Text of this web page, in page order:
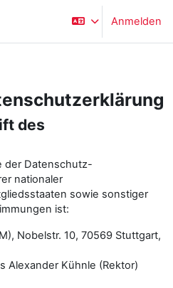
Anmelden
des
der Datenschutz-
nationaler
sowie sonstiger
ist:
Nobelstr. 10, 70569 Stuttgart,
Alexander Kühnle (Rektor)